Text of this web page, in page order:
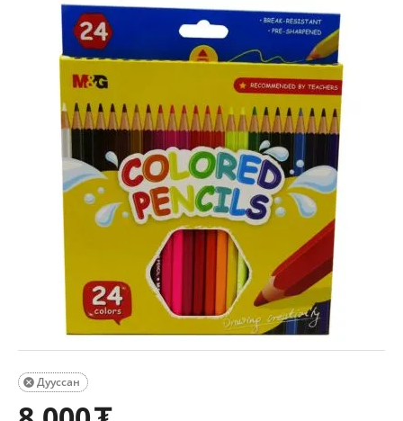
Дууссан
